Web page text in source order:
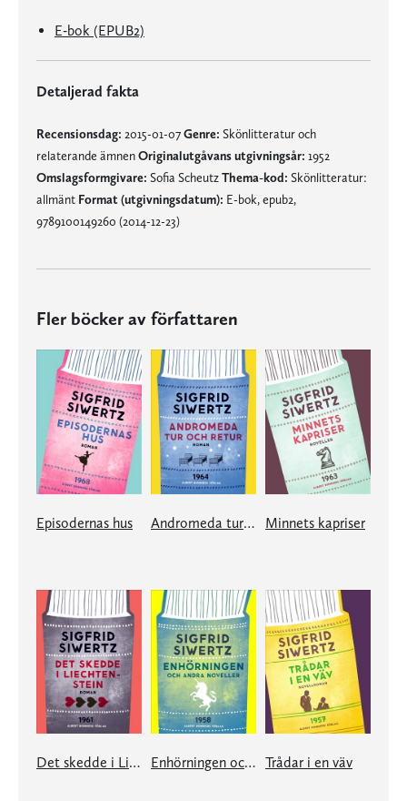
E-bok (EPUB2)
Detaljerad fakta
Recensionsdag: 2015-01-07Genre: Skönlitteratur och
relaterande ämnenOriginalutgåvans utgivningsår: 1952
Omslagsformgivare: Sofia ScheutzThema-kod: Skönlitteratur:
allmänt Format (utgivningsdatum): E-bok, epub2,
9789100149260 (2014-12-23)
Fler böcker av författaren
Episodernas hus Andromeda tur och retur Minnets kapriser
Det skedde i Liechtenstein Enhörningen och andra noveller Trådar i en väv